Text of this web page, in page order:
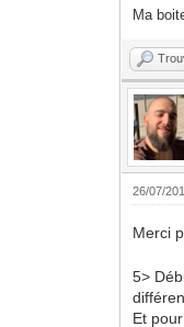
Ma
26/07/
Merci
5>
Et